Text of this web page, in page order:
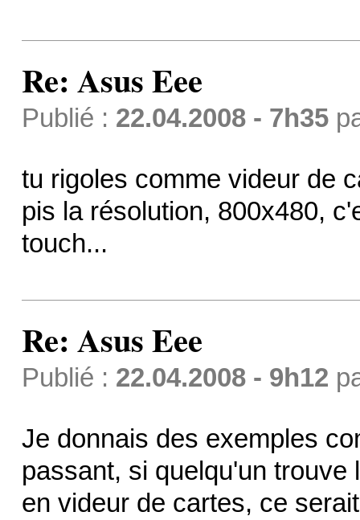
Re: Asus Eee
Publié : 22.04.2008 - 7h35
tu rigoles comme videur de
pis la résolution, 800x480,
touch...
Re: Asus Eee
Publié : 22.04.2008 - 9h12
Je donnais des exemples
passant, si quelqu'un
en videur de cartes, ce